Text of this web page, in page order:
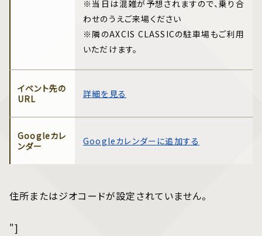
※当日は混雑が予想されますので、乗り合
わせのうえご来場ください
※隣のAXCIS CLASSICの駐車場もご利用
いただけます。
イベント先の
URL
詳細を見る
Googleカレ
ンダー
Googleカレンダーに追加する
住所またはジオコードが設定されていません。
"]